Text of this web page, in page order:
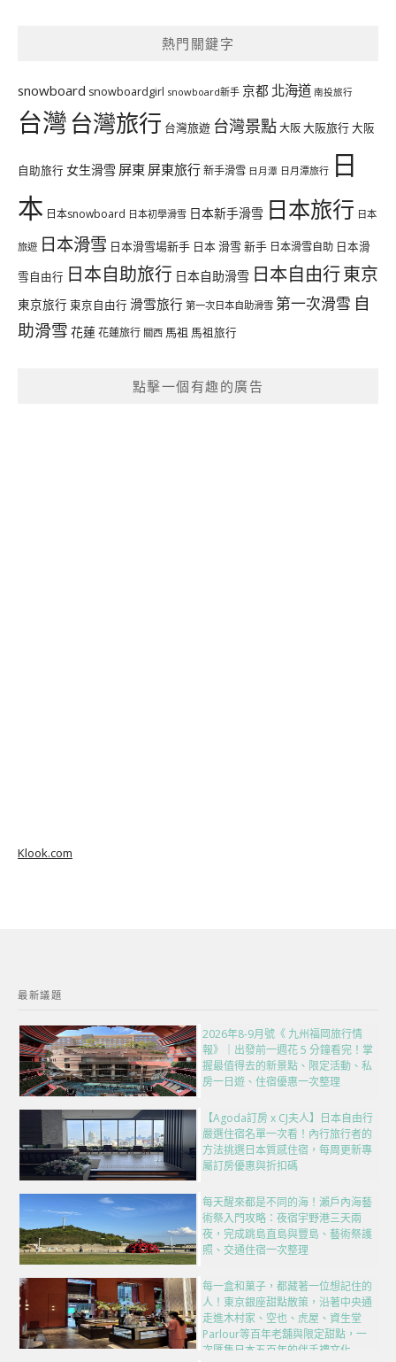
熱門關鍵字
snowboard snowboardgirl snowboard新手 京都 北海道 南投旅行
台灣台灣旅行 台灣旅遊 台灣景點大阪大阪旅行大阪
自助旅行 女生滑雪 屏東 屏東旅行新手滑雪 日月潭 日月潭旅行 日
本 日本snowboard 日本初學滑雪 日本新手滑雪 日本旅行 日本
旅遊 日本滑雪 日本滑雪場新手 日本 滑雪 新手 日本滑雪自助 日本滑
雪自由行 日本自助旅行 日本自助滑雪 日本自由行東京
東京旅行 東京自由行 滑雪旅行 第一次日本自助滑雪 第一次滑雪 自
助滑雪 花蓮花蓮旅行 關西 馬祖 馬祖旅行
點擊一個有趣的廣告
Klook.com
最新議題
2026年8-9月號《 九州福岡旅行情
報》｜出發前一週花 5 分鐘看完！掌
握最值得去的新景點、限定活動、私
房一日遊、住宿優惠一次整理
【Agoda訂房 x CJ夫人】日本自由行
嚴選住宿名單一次看！內行旅行者的
方法挑選日本質感住宿，每周更新專
屬訂房優惠與折扣碼
每天醒來都是不同的海！瀨戶內海藝
術祭入門攻略：夜宿宇野港三天兩
夜，完成跳島直島與豐島、藝術祭護
照、交通住宿一次整理
每一盒和菓子，都藏著一位想記住的
人！東京銀座甜點散策，沿著中央通
走進木村家、空也、虎屋、資生堂
Parlour等百年老舖與限定甜點，一
次匯集日本五百年的伴手禮文化